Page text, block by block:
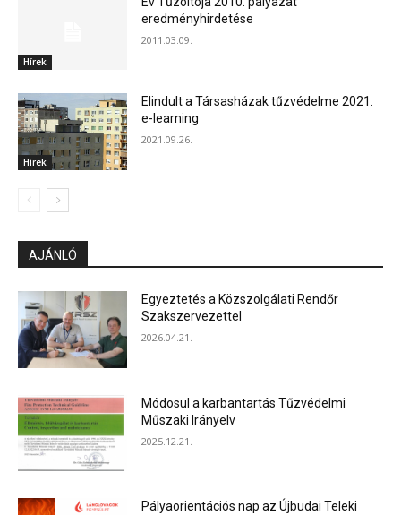
Hírek
eredményhirdetése
2011.03.09.
Hírek
Elindult a Társasházak tűzvédelme 2021.
e-learning
2021.09.26.
AJÁNLÓ
Egyeztetés a Közszolgálati Rendőr
Szakszervezettel
2026.04.21.
Módosul a karbantartás Tűzvédelmi
Műszaki Irányelv
2025.12.21.
Pályaorientációs nap az Újbudai Teleki